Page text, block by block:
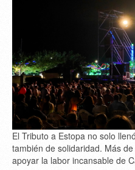
El Tributo a Estopa no solo
también de solidaridad. Más
apoyar la labor incansable de